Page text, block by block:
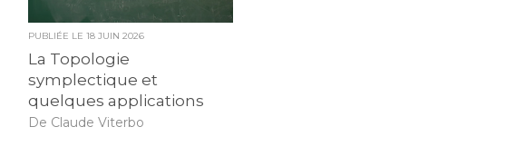
PUBLIÉE LE 18 JUIN 2026
La Topologie
symplectique et
quelques applications
De Claude Viterbo